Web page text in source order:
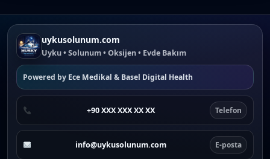
uykusolunum.com
Uyku • Solunum • Oksijen • Evde Bakım
Powered by Ece Medikal & Basel Digital Health
+90 XXX XXX XX XX Telefon
info@uykusolunum.com E-posta